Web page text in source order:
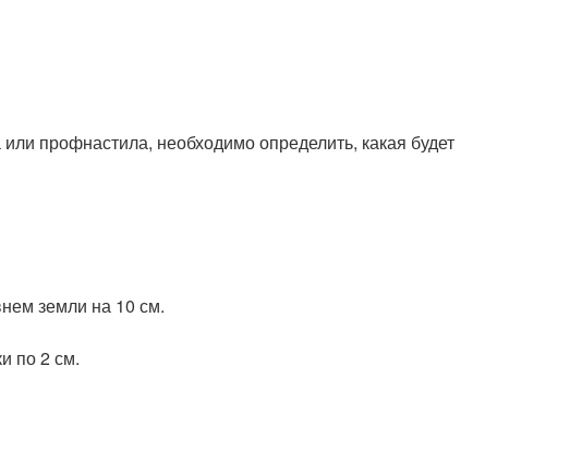
профнастила, необходимо определить, какая будет
земли на 10 см.
по 2 см.